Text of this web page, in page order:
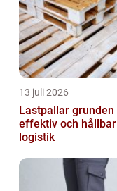
13 juli 2026
Lastpallar grunden i
effektiv och hållbar
logistik